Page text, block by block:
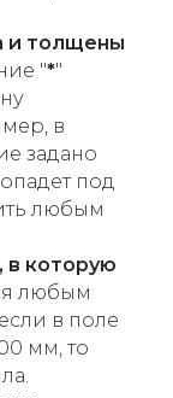
и толщены
"*"
в
задано
под
любым
в которую
любым
в поле
мм, то